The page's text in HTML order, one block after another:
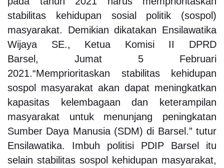
stabilitas kehidupan sosial politik (sospol)
masyarakat. Demikian dikatakan Ensilawatika
Wijaya SE., Ketua Komisi II DPRD
Barsel, Jumat 5 Februari
2021.“Memprioritaskan stabilitas kehidupan
sospol masyarakat akan dapat meningkatkan
kapasitas kelembagaan dan keterampilan
masyarakat untuk menunjang peningkatan
Sumber Daya Manusia (SDM) di Barsel.” tutur
Ensilawatika. Imbuh politisi PDIP Barsel itu
selain stabilitas sospol kehidupan masyarakat,